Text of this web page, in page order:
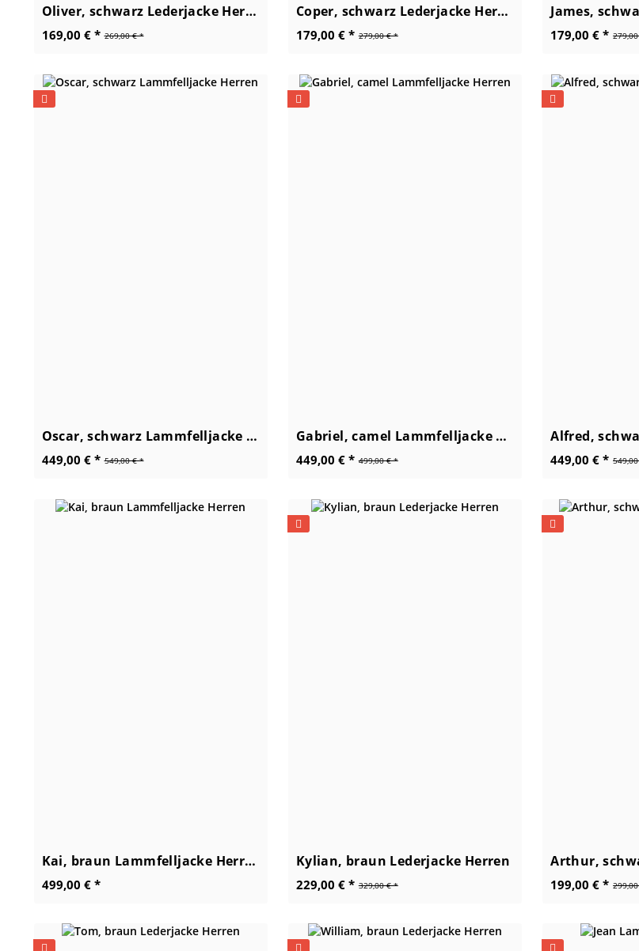
Oliver, schwarz Lederjacke Herren
269,00 € *
169,00 € *
Coper, schwarz Lederjacke Herren
279,00 € *
179,00 € * 179,00 € *
Oscar, schwarz Lammfelljacke Herren
549,00 € *
449,00 € *
Gabriel, camel Lammfelljacke Herren
499,00 € *
449,00 € * 449,00 € *
Kai, braun Lammfelljacke Herren
499,00 € *
Kylian, braun Lederjacke Herren
329,00 € *
229,00 € * 199,00 € *